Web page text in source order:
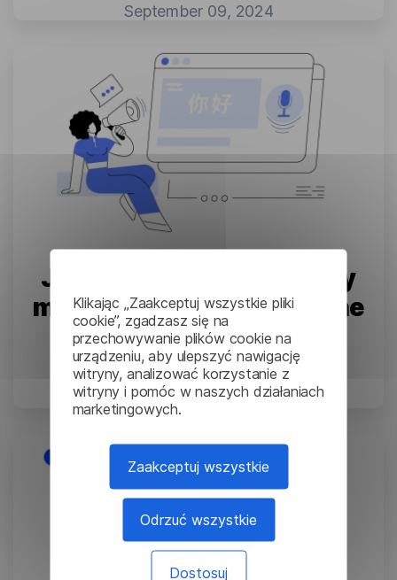
Klikając „Zaakceptuj wszystkie pliki
cookie”, zgadzasz się na
przechowywanie plików cookie na
urządzeniu, aby ulepszyć nawigację
witryny, analizować korzystanie z
witryny i pomóc w naszych działaniach
marketingowych.
Zaakceptuj wszystkie
Odrzuć wszystkie
Dostosuj
September 09, 2024
Jak rozpoznawanie mowy
może być wykorzystywane
przez dostawców usług
językowych
August 23, 2024